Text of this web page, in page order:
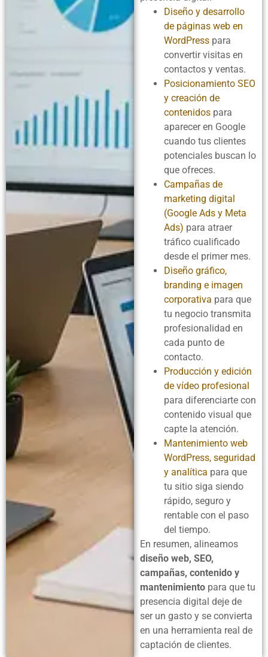
Diseño y desarrollo
de páginas web en
WordPress para
convertir visitas en
contactos y ventas.
Posicionamiento SEO
y creación de
contenidos para
aparecer en Google
cuando tus clientes
potenciales buscan lo
que ofreces.
Campañas de
marketing digital
(Google Ads y Meta
Ads) para atraer
tráfico cualificado
desde el primer mes.
Diseño gráfico,
branding e imagen
corporativa para que
tu negocio transmita
profesionalidad en
cada punto de
contacto.
Producción y edición
de vídeo profesional
para diferenciarte con
contenido visual que
capte la atención.
Mantenimiento web
WordPress, seguridad
y analítica para que
tu sitio siga siendo
rápido, seguro y
rentable con el paso
del tiempo.
En resumen, alineamos
diseño web, SEO,
campañas, contenido y
mantenimiento para que tu
presencia digital deje de
ser un gasto y se convierta
en una herramienta real de
captación de clientes.